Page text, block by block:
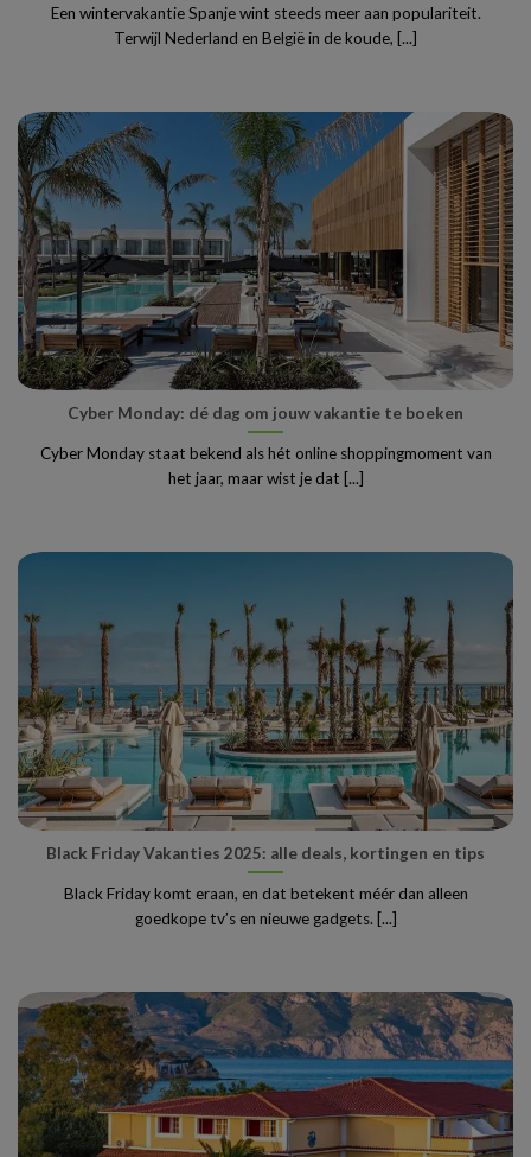
Een wintervakantie Spanje wint steeds meer aan populariteit.
Terwijl Nederland en België in de koude, [...]
Cyber Monday: dé dag om jouw vakantie te boeken
Cyber Monday staat bekend als hét online shoppingmoment van
het jaar, maar wist je dat [...]
Black Friday Vakanties 2025: alle deals, kortingen en tips
Black Friday komt eraan, en dat betekent méér dan alleen
goedkope tv’s en nieuwe gadgets. [...]